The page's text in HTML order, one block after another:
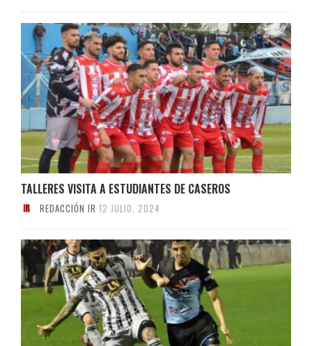
TALLERES VISITA A ESTUDIANTES DE CASEROS
REDACCIÓN IR 12 JULIO, 2024